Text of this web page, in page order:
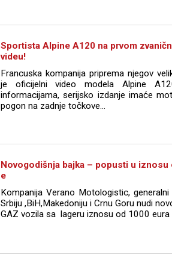
Sportista Alpine A120 na prvom
videu!
Francuska kompanija priprema njegov
je oficijelni video modela Alpine
informacijama, serijsko izdanje imaće
pogon na zadnje točkove...
Novogodišnja bajka – popusti u iznosu
e
Kompanija Verano Motologistic,
Srbiju ,BiH,Makedoniju i Crnu Goru nudi
GAZ vozila sa lageru iznosu od 1000 eura